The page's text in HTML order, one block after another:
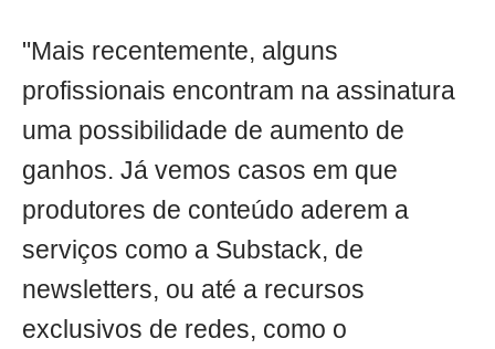
"Mais recentemente, alguns
profissionais encontram na assinatura
uma possibilidade de aumento de
ganhos. Já vemos casos em que
produtores de conteúdo aderem a
serviços como a Substack, de
newsletters, ou até a recursos
exclusivos de redes, como o